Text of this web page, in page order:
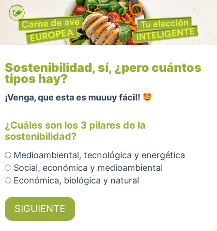
Sostenibilidad, sí, ¿pero cuántos
tipos hay?
¡Venga, que esta es muuuy fácil!
¿Cuáles son los 3 pilares de la
sostenibilidad?
Medioambiental, tecnológica y energética
Social, económica y medioambiental
Económica, biológica y natural
SIGUIENTE